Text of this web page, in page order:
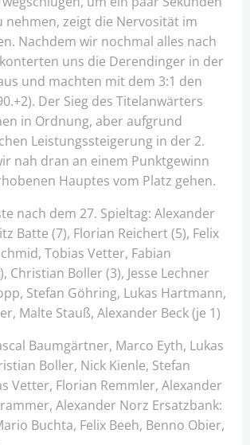
nehmen, zeigt die Nervosität im
Nachdem wir nochmal alles nach
uns die Derendinger in der
und machten mit dem 3:1 den
Der Sieg des Titelanwärters
in Ordnung, aber aufgrund
Leistungssteigerung in der 2.
nah dran an einem Punktgewinn
Hauptes vom Platz gehen.
nach dem 27. Spieltag: Alexander
Batte (7), Florian Reichert (5), Felix
Tobias Vetter, Fabian
Christian Boller (3), Jesse Lechner
Stefan Göhring, Lukas Hartmann,
Malte Stauß, Alexander Beck (je 1)
Baumgärtner, Marco Eyth, Lukas
Boller, Nick Kienle, Stefan
Vetter, Florian Remmler, Alexander
Alexander Norz Ersatzbank:
Buchta, Felix Beeh, Benno Obier,